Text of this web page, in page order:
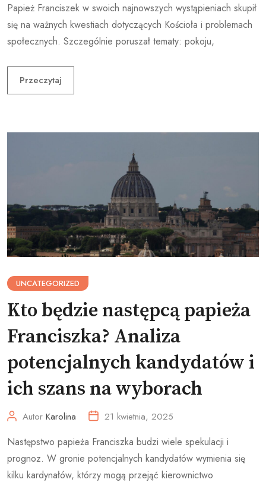
Papież Franciszek w swoich najnowszych wystąpieniach skupił
się na ważnych kwestiach dotyczących Kościoła i problemach
społecznych. Szczególnie poruszał tematy: pokoju,
Przeczytaj
UNCATEGORIZED
Kto będzie następcą papieża
Franciszka? Analiza
potencjalnych kandydatów i
ich szans na wyborach
Autor Karolina 21 kwietnia, 2025
Następstwo papieża Franciszka budzi wiele spekulacji i
prognoz. W gronie potencjalnych kandydatów wymienia się
kilku kardynałów, którzy mogą przejąć kierownictwo